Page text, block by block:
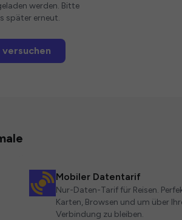
werden. Bitte
später erneut.
Mobiler Datentarif
Nur-Daten-Tarif für Reisen.
Karten, Browsen und um über
Verbindung zu bleiben.